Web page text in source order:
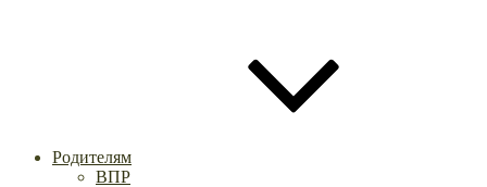
Родителям
ВПР